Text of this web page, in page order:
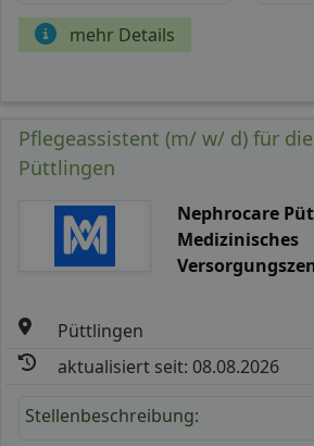
mehr Details
Pflegeassistent (m/ w/ d) für
Püttlingen
Nephrocare
Medizinisches
Püttlingen
aktualisiert seit: 08.08.2026
Stellenbeschreibung: